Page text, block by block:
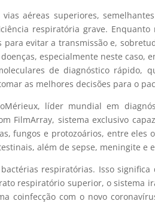
aéreas superiores,
respiratória grave. Enquanto
evitar a transmissão e,
especialmente neste caso,
de diagnóstico rápido,
as melhores decisões para o
líder mundial em
FilmArray, sistema exclusivo
fungos e protozoários, entre eles
além de sepse, meningite e
respiratórias. Isso significa
respiratório superior, o sistema
coinfecção com o novo